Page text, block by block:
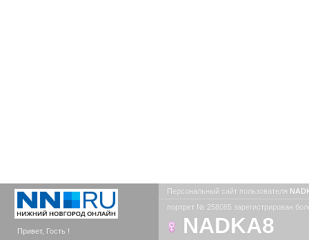
Привет, Гость !
Персональный сайт пользователя
портрет № 258085 зарегистрирован
NADKA8